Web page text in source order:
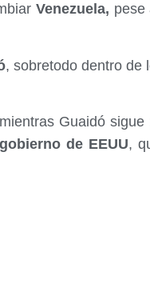
Venezuela, pese
, sobretodo dentro de
Guaidó sigue
gobierno de EEUU,